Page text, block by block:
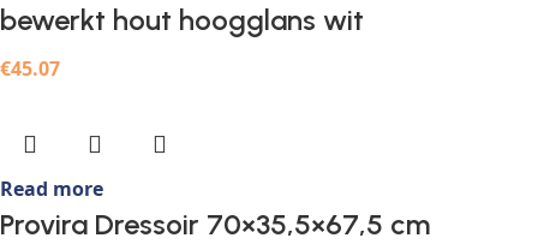
bewerkt hout hoogglans wit
€45.07
Read more
Provira Dressoir 70×35,5×67,5 cm